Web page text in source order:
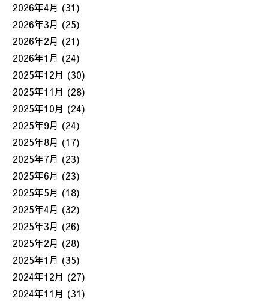
2026年4月 (31)
2026年3月 (25)
2026年2月 (21)
2026年1月 (24)
2025年12月 (30)
2025年11月 (28)
2025年10月 (24)
2025年9月 (24)
2025年8月 (17)
2025年7月 (23)
2025年6月 (23)
2025年5月 (18)
2025年4月 (32)
2025年3月 (26)
2025年2月 (28)
2025年1月 (35)
2024年12月 (27)
2024年11月 (31)